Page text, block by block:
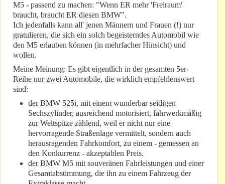
M5 - passend zu machen: "Wenn ER mehr 'Freiraum'
braucht, braucht ER diesen BMW".
Ich jedenfalls kann all' jenen Männern und Frauen (!) nur
gratulieren, die sich ein solch begeisterndes Automobil wie
den M5 erlauben können (in mehrfacher Hinsicht) und
wollen.
Meine Meinung: Es gibt eigentlich in der gesamten 5er-
Reihe nur zwei Automobile, die wirklich empfehlenswert
sind:
der BMW 525i, mit einem wunderbar seidigen
Sechszylinder, ausreichend motorisiert, fahrwerkmäßig
zur Weltspitze zählend, weil er nicht nur eine
hervorragende Straßenlage vermittelt, sondern auch
herausragenden Fahrkomfort, zu einem - gemessen an
den Konkurrenz - akzeptablen Preis.
der BMW M5 mit souveränen Fahrleistungen und einer
Gesamtabstimmung, die ihn zu einem Fahrzeug der